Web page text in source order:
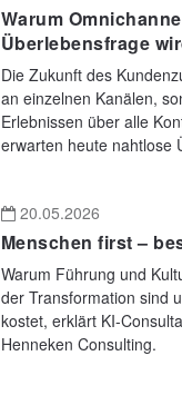
Warum
Überlebensfrage
Die Zukunft des
an einzelnen Kanälen,
Erlebnissen über alle
erwarten heute nahtlose
20.05.2026
Menschen first –
Warum Führung und
der Transformation sind
kostet, erklärt KI-
Henneken Consulting.